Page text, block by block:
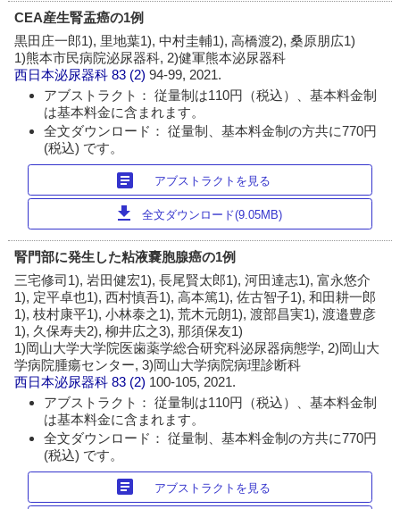
CEA産生腎盂癌の1例
黒田庄一郎1), 里地葉1), 中村圭輔1), 高橋渡2), 桑原朋広1)
1)熊本市民病院泌尿器科, 2)健軍熊本泌尿器科
西日本泌尿器科 83 (2)94-99, 2021.
アブストラクト： 従量制は110円（税込）、基本料金制
は基本料金に含まれます。
全文ダウンロード： 従量制、基本料金制の方共に770円
(税込) です。
article アブストラクトを見る
download 全文ダウンロード(9.05MB)
腎門部に発生した粘液嚢胞腺癌の1例
三宅修司1), 岩田健宏1), 長尾賢太郎1), 河田達志1), 富永悠介
1), 定平卓也1), 西村慎吾1), 高本篤1), 佐古智子1), 和田耕一郎
1), 枝村康平1), 小林泰之1), 荒木元朗1), 渡部昌実1), 渡邉豊彦
1), 久保寿夫2), 柳井広之3), 那須保友1)
1)岡山大学大学院医歯薬学総合研究科泌尿器病態学, 2)岡山大
学病院腫瘍センター, 3)岡山大学病院病理診断科
西日本泌尿器科 83 (2) 100-105, 2021.
アブストラクト： 従量制は110円（税込）、基本料金制
は基本料金に含まれます。
全文ダウンロード： 従量制、基本料金制の方共に770円
(税込) です。
article アブストラクトを見る